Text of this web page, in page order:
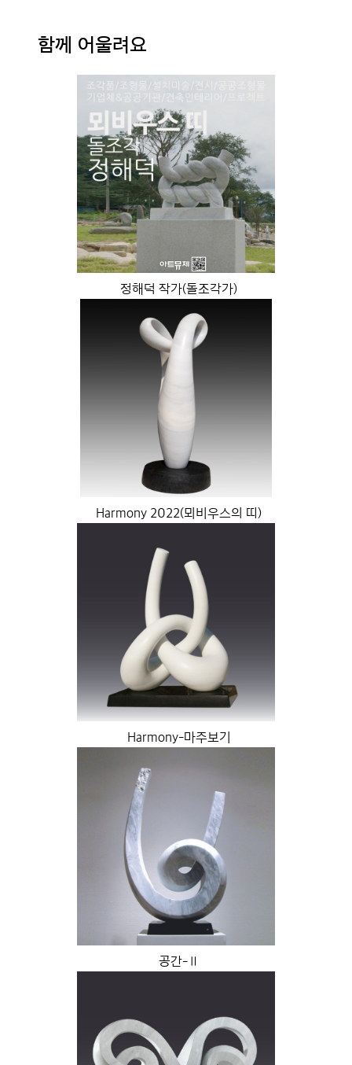
함께 어울려요
정해덕 작가(돌조각가)
Harmony 2022(뫼비우스의 띠)
Harmony-마주보기
공간-Ⅱ